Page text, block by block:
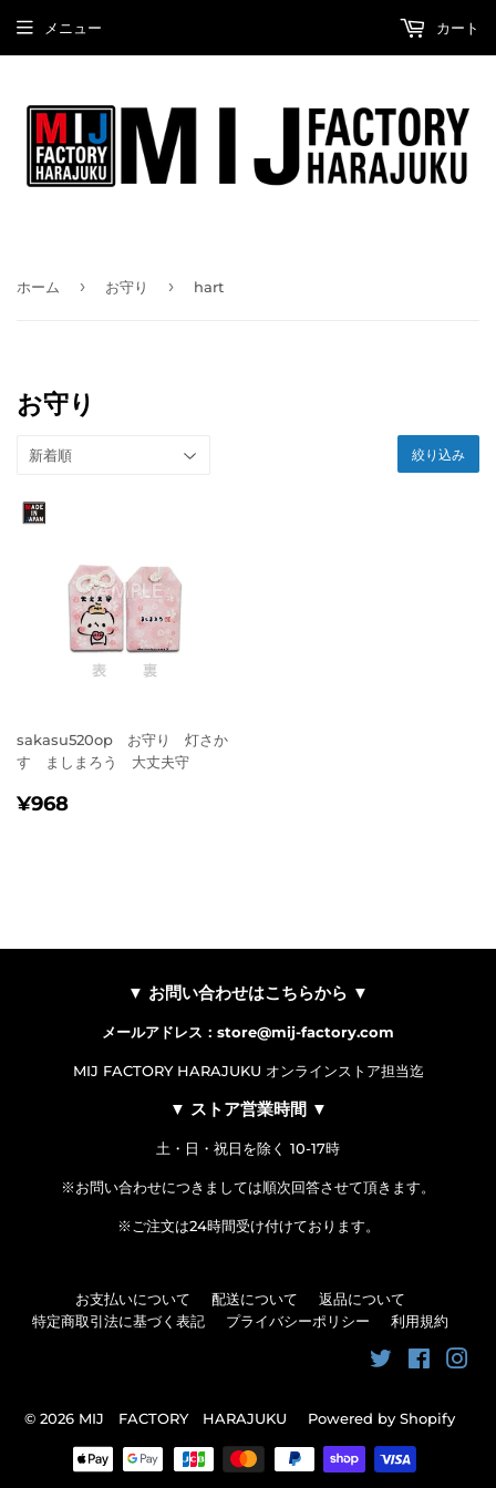
メニュー カート
ホーム › お守り › hart
お守り
絞り込み
sakasu520op お守り 灯さか
す ましまろう 大丈夫守
通
¥968
▼ お問い合わせはこちらから ▼
メールアドレス：store@mij-factory.com
MIJ FACTORY HARAJUKU オンラインストア担当迄
▼ ストア営業時間 ▼
土・日・祝日を除く 10-17時
※お問い合わせにつきましては順次回答させて頂きます。
※ご注文は24時間受け付けております。
お支払いについて 配送について
返品について
特定商取引法に基づく表記
プライバシーポリシー 利用規約
Twitter
© 2026 MIJ FACTORY HARAJUKU Powered by Shopify
お